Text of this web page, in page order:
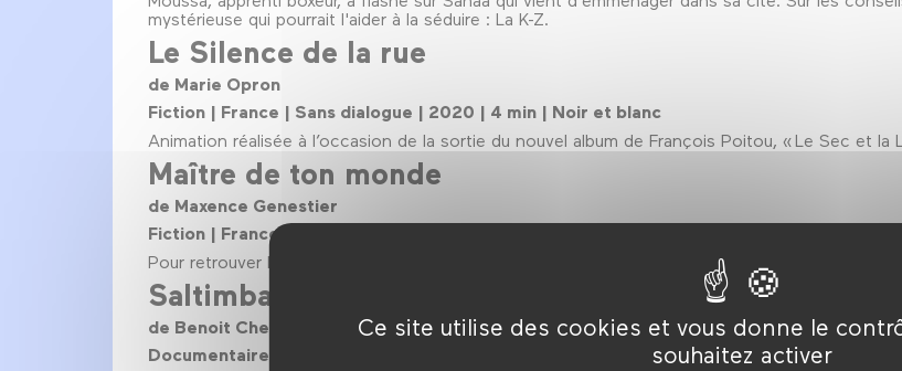
Ce site utilise des cookies et vous donne le
souhaitez activer
mystérieuse qui pourrait l'aider à la séduire : La K-Z.
Le Silence de la rue
de Marie Opron
Fiction | France | Sans dialogue | 2020 | 4 min | Noir et blanc
Animation réalisée à l’occasion de la sortie du nouvel album de François Poitou, « Le Sec et la
Maître de ton monde
de Maxence Genestier
Fiction | France | vf | 2020 | 10 min | Couleur
Pour retrouver l’amour de sa vie, Eden doit se confronter à la réalité en trouvant un travail, qui
Saltimbanque
de Benoit Chevalier
Documentaire | France | vf | 2019 | 18 min | Couleur